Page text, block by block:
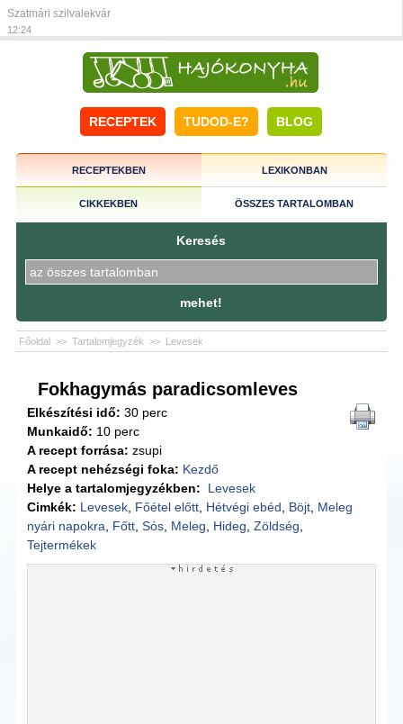
Szatmári szilvalekvár
12:24
RECEPTEK TUDOD-E? BLOG
RECEPTEKBEN LEXIKONBAN
CIKKEKBEN ÖSSZES TARTALOMBAN
Keresés
mehet!
Főoldal >> Tartalomjegyzék >> Levesek
Fokhagymás paradicsomleves
Elkészítési idő: 30 perc
Munkaidő: 10 perc
A recept forrása: zsupi
A recept nehézségi foka: Kezdő
Helye a tartalomjegyzékben:
Levesek
Cimkék: Levesek Főétel előtt Hétvégi ebéd Böjt Meleg
nyári napokra
Főtt ,Sós Meleg Hideg ,Zöldség
Tejtermékek